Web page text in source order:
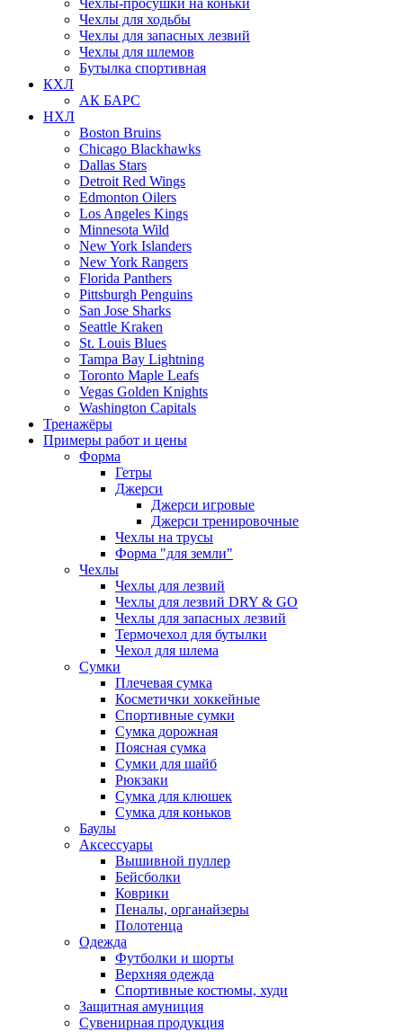
Чехлы-просушки на коньки
Чехлы для ходьбы
Чехлы для запасных лезвий
Чехлы для шлемов
Бутылка спортивная
КХЛ
АК БАРС
НХЛ
Boston Bruins
Chicago Blackhawks
Dallas Stars
Detroit Red Wings
Edmonton Oilers
Los Angeles Kings
Minnesota Wild
New York Islanders
New York Rangers
Florida Panthers
Pittsburgh Penguins
San Jose Sharks
Seattle Kraken
St. Louis Blues
Tampa Bay Lightning
Toronto Maple Leafs
Vegas Golden Knights
Washington Capitals
Тренажёры
Примеры работ и цены
Форма
Гетры
Джерси
Джерси игровые
Джерси тренировочные
Чехлы на трусы
Форма "для земли"
Чехлы
Чехлы для лезвий
Чехлы для лезвий DRY & GO
Чехлы для запасных лезвий
Термочехол для бутылки
Чехол для шлема
Сумки
Плечевая сумка
Косметички хоккейные
Спортивные сумки
Сумка дорожная
Поясная сумка
Сумки для шайб
Рюкзаки
Сумка для клюшек
Сумка для коньков
Баулы
Аксессуары
Вышивной пуллер
Бейсболки
Коврики
Пеналы, органайзеры
Полотенца
Одежда
Футболки и шорты
Верхняя одежда
Спортивные костюмы, худи
Защитная амуниция
Сувенирная продукция